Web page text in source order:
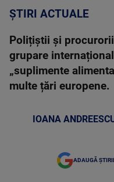
ȘTIRI ACTUALE
Polițiștii și
grupare
„suplimente
multe țări europene.
IOANA
ADAUGĂ